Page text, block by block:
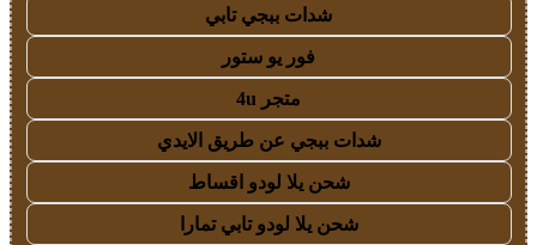
شدات ببجي تابي
فور يو ستور
متجر 4u
شدات ببجي عن طريق الايدي
شحن يلا لودو اقساط
شحن يلا لودو تابي تمارا